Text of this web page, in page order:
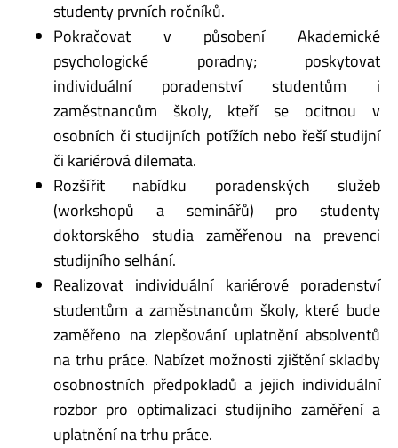
studenty prvních ročníků.
Pokračovat v působení Akademické
psychologické poradny; poskytovat
individuální poradenství studentům i
zaměstnancům školy, kteří se ocitnou v
osobních či studijních potížích nebo řeší studijní
či kariérová dilemata.
Rozšířit nabídku poradenských služeb
(workshopů a seminářů) pro studenty
doktorského studia zaměřenou na prevenci
studijního selhání.
Realizovat individuální kariérové poradenství
studentům a zaměstnancům školy, které bude
zaměřeno na zlepšování uplatnění absolventů
na trhu práce. Nabízet možnosti zjištění skladby
osobnostních předpokladů a jejich individuální
rozbor pro optimalizaci studijního zaměření a
uplatnění na trhu práce.